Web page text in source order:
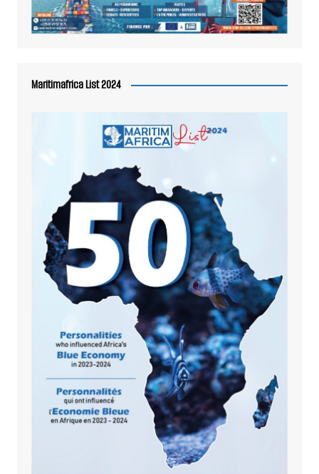
Maritimafrica List 2024